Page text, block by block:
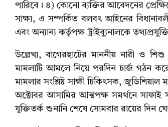
পারিবে। ৪) কোনো ব্যক্তির আবেদনের
সাক্ষ্য, এ সম্পর্কিত বলবৎ আইনের
এবং অন্যান্য কর্তৃপক্ষ ট্রাইব্যুনালকে
উল্লেখ্য, বাগেরহাটের মাননীয় নারী ও
মামলাটি আমলে নিয়ে পরদিন চার্জ গঠন
মামলার সংশ্লিষ্ট সাক্ষী চিকিৎসক,
অক্টোবর আসামির আত্মপক্ষ সমর্থনে সাফাই
যুক্তিতর্ক শুনানি শেষে সোমবার রায়ের দিন